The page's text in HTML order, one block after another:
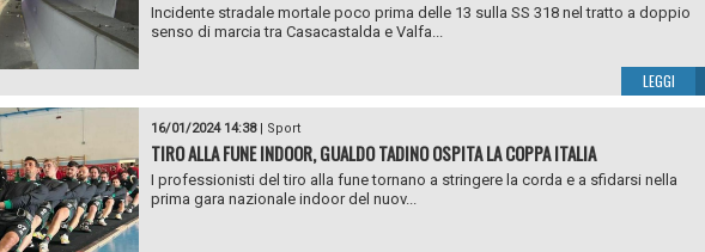
Incidente stradale mortale poco prima delle 13 sulla SS 318 nel tratto a doppio
senso di marcia tra Casacastalda e Valfa...
LEGGI
16/01/2024 14:38| Sport
TIRO ALLA FUNE INDOOR, GUALDO TADINO OSPITA LA COPPA ITALIA
I professionisti del tiro alla fune tornano a stringere la corda e a sfidarsi nella
prima gara nazionale indoor del nuov...